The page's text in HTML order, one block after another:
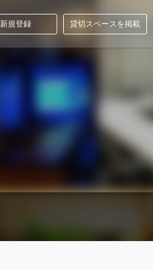
新規登録 貸切スペースを掲載